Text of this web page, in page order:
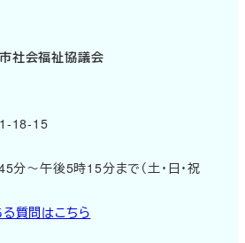
社会福祉協議会
1-18-15
分～午後5時15分まで（土・日・祝
質問はこちら